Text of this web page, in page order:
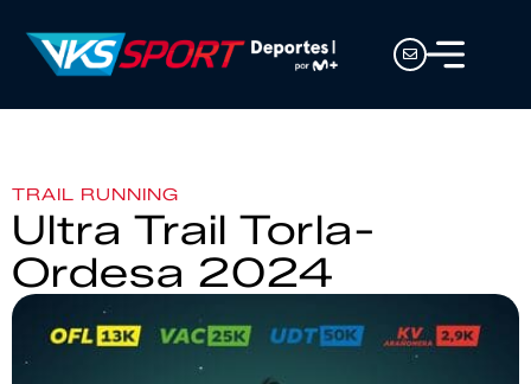
TRAIL RUNNING
Ultra Trail Torla-
Ordesa 2024